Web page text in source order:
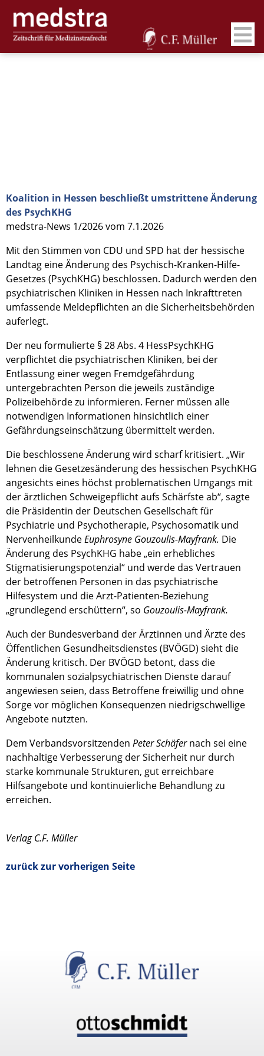
Koalition in Hessen beschließt umstrittene Änderung
des PsychKHG
medstra-News 1/2026 vom 7.1.2026
Mit den Stimmen von CDU und SPD hat der hessische
Landtag eine Änderung des Psychisch-Kranken-Hilfe-
Gesetzes (PsychKHG) beschlossen. Dadurch werden den
psychiatrischen Kliniken in Hessen nach Inkrafttreten
umfassende Meldepflichten an die Sicherheitsbehörden
auferlegt.
Der neu formulierte § 28 Abs. 4 HessPsychKHG
verpflichtet die psychiatrischen Kliniken, bei der
Entlassung einer wegen Fremdgefährdung
untergebrachten Person die jeweils zuständige
Polizeibehörde zu informieren. Ferner müssen alle
notwendigen Informationen hinsichtlich einer
Gefährdungseinschätzung übermittelt werden.
Die beschlossene Änderung wird scharf kritisiert. „Wir
lehnen die Gesetzesänderung des hessischen PsychKHG
angesichts eines höchst problematischen Umgangs mit
der ärztlichen Schweigepflicht aufs Schärfste ab“, sagte
die Präsidentin der Deutschen Gesellschaft für
Psychiatrie und Psychotherapie, Psychosomatik und
NervenheilkundeEuphrosyne Gouzoulis-Mayfrank. Die
Änderung des PsychKHG habe „ein erhebliches
Stigmatisierungspotenzial“ und werde das Vertrauen
der betroffenen Personen in das psychiatrische
Hilfesystem und die Arzt-Patienten-Beziehung
„grundlegend erschüttern“, so Gouzoulis-Mayfrank.
Auch der Bundesverband der Ärztinnen und Ärzte des
Öffentlichen Gesundheitsdienstes (BVÖGD) sieht die
Änderung kritisch. Der BVÖGD betont, dass die
kommunalen sozialpsychiatrischen Dienste darauf
angewiesen seien, dass Betroffene freiwillig und ohne
Sorge vor möglichen Konsequenzen niedrigschwellige
Angebote nutzten.
Dem Verbandsvorsitzenden Peter Schäfernach sei eine
nachhaltige Verbesserung der Sicherheit nur durch
starke kommunale Strukturen, gut erreichbare
Hilfsangebote und kontinuierliche Behandlung zu
erreichen.
Verlag C.F. Müller
zurück zur vorherigen Seite